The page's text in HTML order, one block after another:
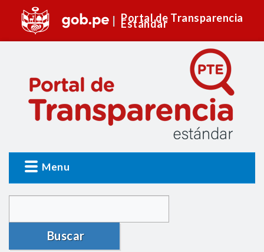
Portal de Transparencia
Estándar
Menu
Buscar